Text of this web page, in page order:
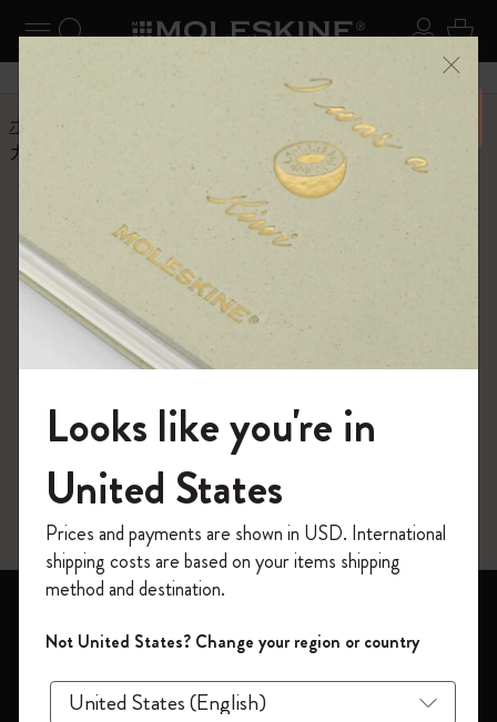
ナビゲーションの切替 ログ
検索 (キーワードなど) カ
6,500円以上のご購入で送料無料 メニ
ーを閉じる
ホーム
カスタムノートブック
Custom and
Personalized Planners
Customizable planners designed to fit your
unique style and needs.
ダイアリー
モレスキンスマート
モレスキンの世界へようこそ
「WELCOME10」を入力すると、初回注
文が10%オフ＋送料無料になります。セ
ール・アウトレット品は適用外。
Moleskineアカウントを作成して限定オフ
ァーや会員特典、さらに多くのインスピ
レーションを手に入れましょう。
Looks like you're in
United States
Prices and payments are shown in USD. International
shipping costs are based on your items shipping
method and destination.
Not United States? Change your region or country